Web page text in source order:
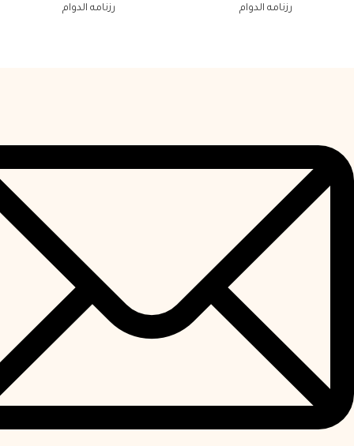
رزنامه الدوام رزنامه الدوام